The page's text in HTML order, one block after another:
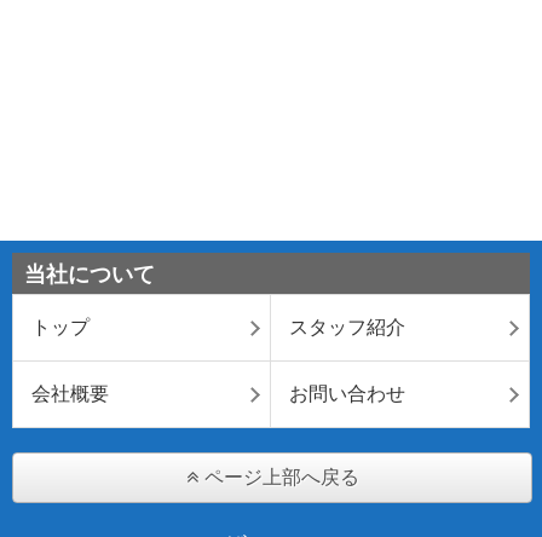
当社について
トップ スタッフ紹介
会社概要 お問い合わせ
ページ上部へ戻る